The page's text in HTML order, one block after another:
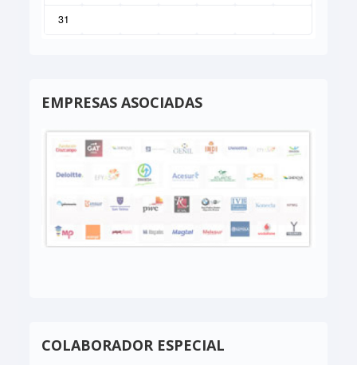
31
EMPRESAS ASOCIADAS
COLABORADOR ESPECIAL